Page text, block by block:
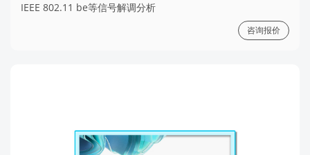
IEEE 802.11 be等信号解调分析
咨询报价